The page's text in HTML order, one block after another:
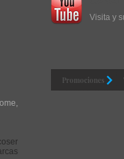
Visita y
Promociones